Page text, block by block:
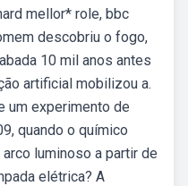
mellor* role, bbc
descobriu o fogo,
10 mil anos antes
artificial mobilizou a.
um experimento de
quando o químico
luminoso a partir de
elétrica? A